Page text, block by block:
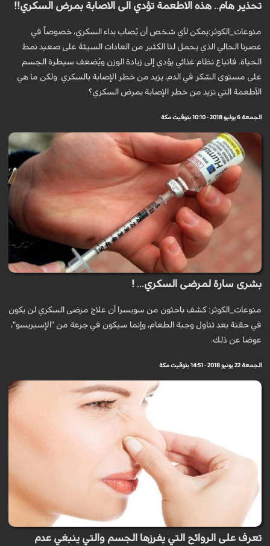
تحذير هام.. هذه الاطعمة تؤدي الى الاصابة بمرض السكري!!
منوعات_الكوثر:يمكن لأي شخص أن يُصاب بداء السكري، خصوصاً في
عصرنا الحالي الذي يحمل لنا الكثير من العادات السيئة على صعيد نمط
الحياة. فاتباع نظام غذائي يؤدي إلى زيادة الوزن ويُضعف سيطرة الجسم
على مستوى السّكر في الدم، يزيد من خطر الإصابة بالسكري. ولكن ما هي
الأطعمة التي تزيد من خطر الإصابة بمرض السكري؟
الجمعة 6 يوليو 2018 - 10:10 بتوقيت مكة
بشرى سارة لمرضى السكري... !
منوعات_الكوثر: كشف باحثون من سويسرا أن علاج مرضى السكري لن يكون
في حقنة بعد تناول وجبة الطعام، وإنما سيكون في جرعة من "الإسبريسو"،
عوضا عن ذلك.
الجمعة 22 يونيو 2018 - 14:51 بتوقيت مكة
تعرف على الروائح التي يفرزها الجسم والتي ينبغي عدم